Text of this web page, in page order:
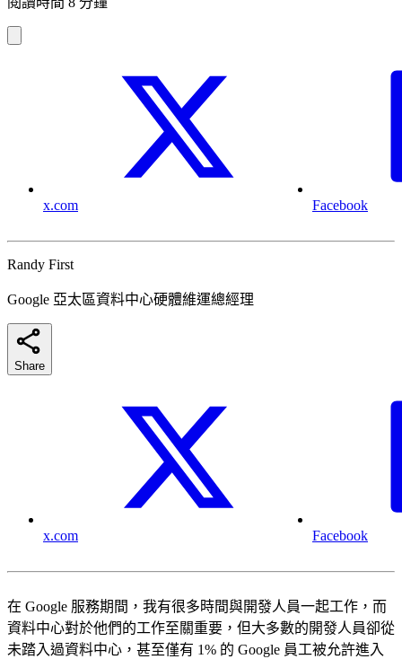
x.com Facebook
Randy First
Google 亞太區資料中心硬體維運總經理
Share
x.com Facebook
在 Google 服務期間，我有很多時間與開發人員一起工作，而
資料中心對於他們的工作至關重要，但大多數的開發人員卻從
未踏入過資料中心，甚至僅有 1% 的 Google 員工被允許進入